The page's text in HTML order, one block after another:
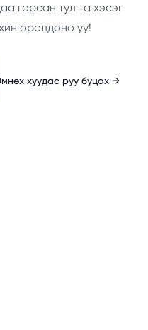
гарсан тул та хэсэг
оролдоно уу!
хуудас руу буцах →